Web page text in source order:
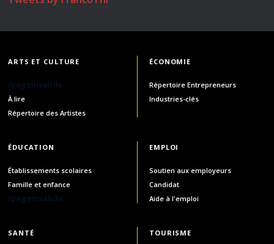
ARTS ET CULTURE
/pageInvalide
À lire
Répertoire des Artistes
ÉCONOMIE
Répertoire Entrepreneurs
Industries-clés
ÉDUCATION
Établissements scolaires
Famille et enfance
/pageInvalide
EMPLOI
Soutien aux employeurs
Candidat
Aide à l'emploi
SANTÉ TOURISME